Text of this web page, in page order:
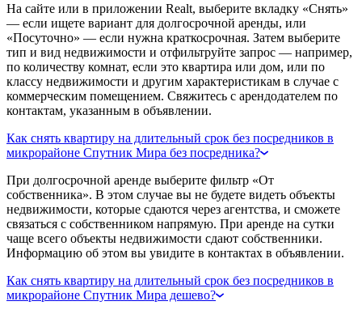
На сайте или в приложении Realt, выберите вкладку «Снять»
— если ищете вариант для долгосрочной аренды, или
«Посуточно» — если нужна краткосрочная. Затем выберите
тип и вид недвижимости и отфильтруйте запрос — например,
по количеству комнат, если это квартира или дом, или по
классу недвижимости и другим характеристикам в случае с
коммерческим помещением. Свяжитесь с арендодателем по
контактам, указанным в объявлении.
Как снять квартиру на длительный срок без посредников в
микрорайоне Спутник Мира без посредника?
При долгосрочной аренде выберите фильтр «От
собственника». В этом случае вы не будете видеть объекты
недвижимости, которые сдаются через агентства, и сможете
связаться с собственником напрямую. При аренде на сутки
чаще всего объекты недвижимости сдают собственники.
Информацию об этом вы увидите в контактах в объявлении.
Как снять квартиру на длительный срок без посредников в
микрорайоне Спутник Мира дешево?